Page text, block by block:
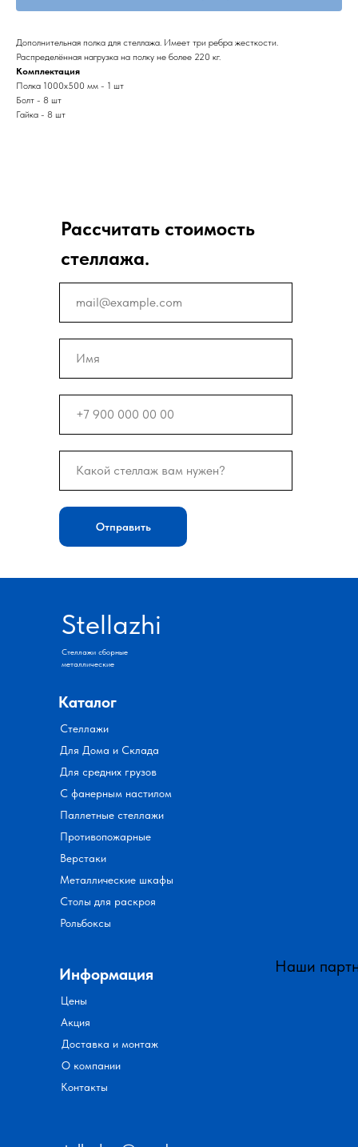
Дополнительная полка для стеллажа. Имеет три ребра жесткости.
Распределённая нагрузка на полку не более 220 кг.
Комплектация
Полка 1000х500 мм - 1 шт
Болт - 8 шт
Гайка - 8 шт
Рассчитать стоимость
стеллажа.
Отправить
Стеллажи сборные
металлические
Stellazhi
Информация
Цены
Акция
Доставка и монтаж
О компании
Контакты
Каталог
Стеллажи
Для Дома и Склада
Для средних грузов
С фанерным настилом
Паллетные стеллажи
Противопожарные
Верстаки
Металлические шкафы
Столы для раскроя
Рольбоксы
Наши